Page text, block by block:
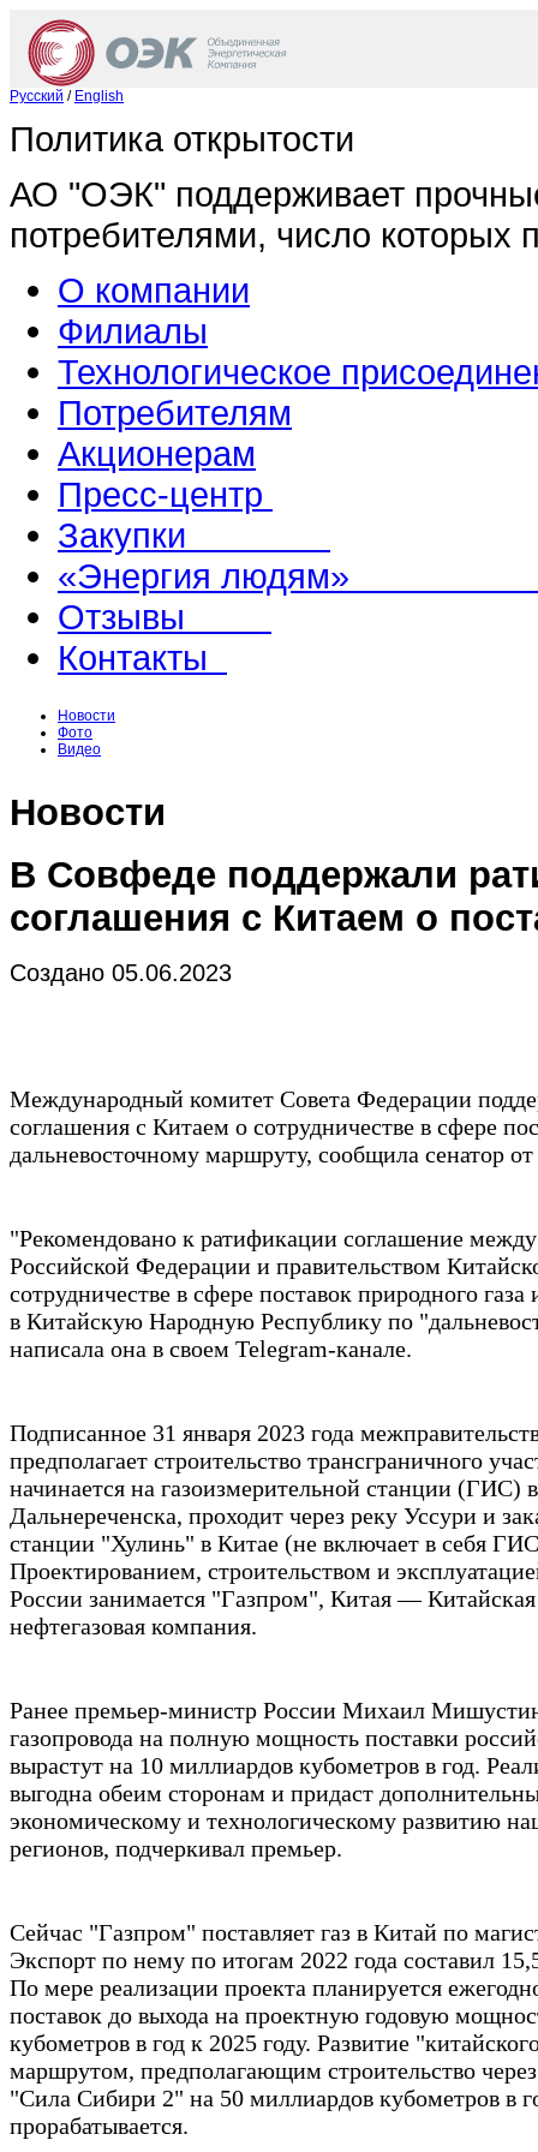
Русский / English
Политика открытости
АО "ОЭК" поддерживает
потребителями, число которых
О компании
Филиалы
Технологическое
Потребителям
Акционерам
Пресс-центр
Закупки
«Энергия
Отзывы
Контакты
Новости
Фото
Видео
Новости
В Совфеде поддержали
соглашения с Китаем о
Создано 05.06.2023
Международный комитет Совета Федерации
соглашения с Китаем о сотрудничестве в сфере
дальневосточному маршруту, сообщила сенатор
"Рекомендовано к ратификации соглашение
Российской Федерации и правительством
сотрудничестве в сфере поставок природного
в Китайскую Народную Республику по
написала она в своем Telegram-канале.
Подписанное 31 января 2023 года
предполагает строительство трансграничного
начинается на газоизмерительной станции (ГИС)
Дальнереченска, проходит через реку Уссури и
станции "Хулинь" в Китае (не включает в себя
Проектированием, строительством и
России занимается "Газпром", Китая —
нефтегазовая компания.
Ранее премьер-министр России Михаил
газопровода на полную мощность поставки
вырастут на 10 миллиардов кубометров в год.
выгодна обеим сторонам и придаст
экономическому и технологическому развитию
регионов, подчеркивал премьер.
Сейчас "Газпром" поставляет газ в Китай по
Экспорт по нему по итогам 2022 года составил
По мере реализации проекта планируется
поставок до выхода на проектную годовую
кубометров в год к 2025 году. Развитие
маршрутом, предполагающим строительство
"Сила Сибири 2" на 50 миллиардов кубометров в
прорабатывается.